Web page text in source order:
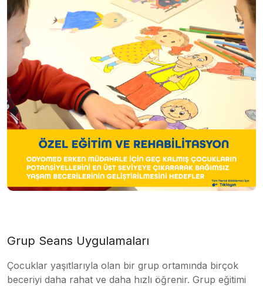
Grup Seans Uygulamaları
Çocuklar yaşıtlarıyla olan bir grup ortamında birçok
beceriyi daha rahat ve daha hızlı öğrenir. Grup eğitimi